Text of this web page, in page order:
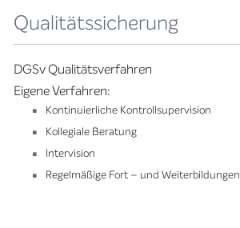
Qualitätssicherung
DGSv Qualitätsverfahren
Eigene Verfahren:
Kontinuierliche Kontrollsupervision
Kollegiale Beratung
Intervision
Regelmäßige Fort – und Weiterbildungen